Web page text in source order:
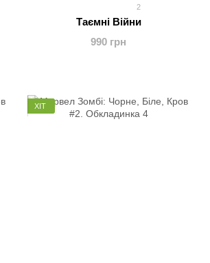
2
Таємні Війни
990 грн
ХІТ